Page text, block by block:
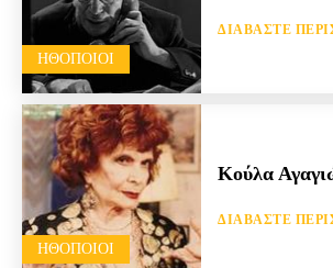
HΘΟΠΟΙΟΊ
ΔΙΑΒΆΣΤΕ
HΘΟΠΟΙΟΊ
Κούλα
ΔΙΑΒΆΣΤΕ